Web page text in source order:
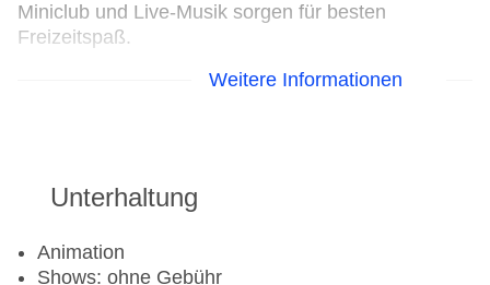
Miniclub und Live-Musik sorgen für besten
Freizeitspaß.
Tauchschule: gegen Gebühr
Aerobic
Weitere Informationen
Unterhaltung
Animation
Shows: ohne Gebühr